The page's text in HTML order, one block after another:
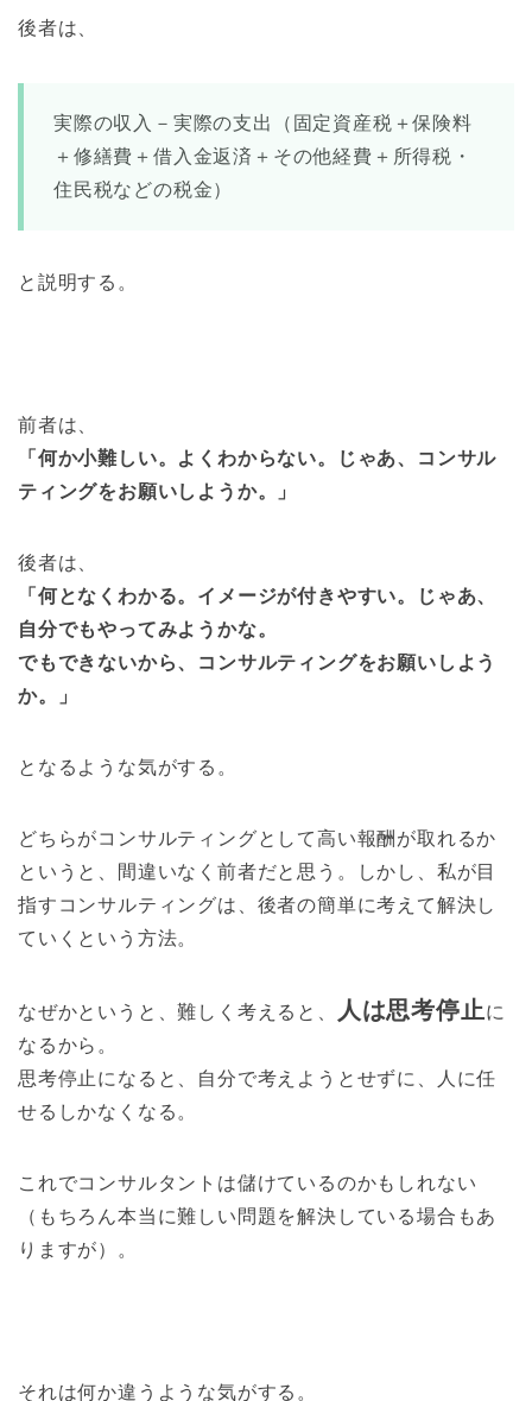
後者は、
実際の収入－実際の支出（固定資産税＋保険料
＋修繕費＋借入金返済＋その他経費＋所得税・
住民税などの税金）
と説明する。
前者は、
「何か小難しい。よくわからない。じゃあ、コンサル
ティングをお願いしようか。」
後者は、
「何となくわかる。イメージが付きやすい。じゃあ、
自分でもやってみようかな。
でもできないから、コンサルティングをお願いしよう
か。」
となるような気がする。
どちらがコンサルティングとして高い報酬が取れるか
というと、間違いなく前者だと思う。しかし、私が目
指すコンサルティングは、後者の簡単に考えて解決し
ていくという方法。
なぜかというと、難しく考えると、 人は思考停止に
なるから。
思考停止になると、自分で考えようとせずに、人に任
せるしかなくなる。
これでコンサルタントは儲けているのかもしれない
（もちろん本当に難しい問題を解決している場合もあ
りますが）。
それは何か違うような気がする。